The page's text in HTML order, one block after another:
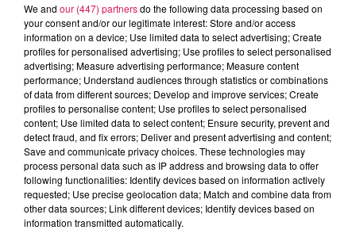
Lieu de la manifestation (adresse)*
Lieu (code postal)*
Lieu (ville)*
We and our (447) partnersdo the following data processing based on
your consent and/or our legitimate interest: Store and/or access
information on a device; Use limited data to select advertising; Create
profiles for personalised advertising; Use profiles to select personalised
advertising; Measure advertising performance; Measure content
performance; Understand audiences through statistics or combinations
of data from different sources; Develop and improve services; Create
profiles to personalise content; Use profiles to select personalised
content; Use limited data to select content; Ensure security, prevent and
detect fraud, and fix errors; Deliver and present advertising and content;
Save and communicate privacy choices. These technologies may
process personal data such as IP address and browsing data to offer
following functionalities: Identify devices based on information actively
requested; Use precise geolocation data; Match and combine data from
other data sources; Link different devices; Identify devices based on
information transmitted automatically.